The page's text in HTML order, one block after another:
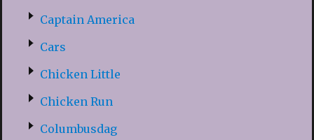
Captain America
Cars
Chicken Little
Chicken Run
Columbusdag